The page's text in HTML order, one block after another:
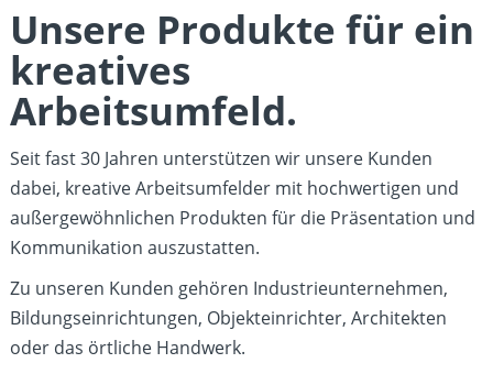
Unsere Produkte für ein
kreatives
Arbeitsumfeld.
Seit fast 30 Jahren unterstützen wir unsere Kunden
dabei, kreative Arbeitsumfelder mit hochwertigen und
außergewöhnlichen Produkten für die Präsentation und
Kommunikation auszustatten.
Zu unseren Kunden gehören Industrieunternehmen,
Bildungseinrichtungen, Objekteinrichter, Architekten
oder das örtliche Handwerk.